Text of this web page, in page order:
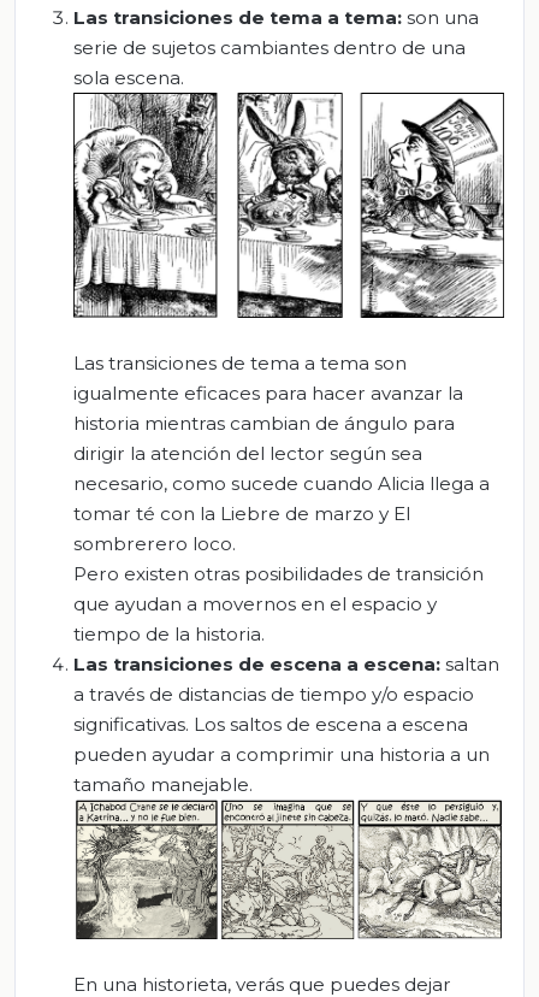
Las transiciones de tema a tema: son una
serie de sujetos cambiantes dentro de una
sola escena.
Las transiciones de tema a tema son
igualmente eficaces para hacer avanzar la
historia mientras cambian de ángulo para
dirigir la atención del lector según sea
necesario, como sucede cuando Alicia llega a
tomar té con la Liebre de marzo y El
sombrerero loco.
Pero existen otras posibilidades de transición
que ayudan a movernos en el espacio y
tiempo de la historia.
Las transiciones de escena a escena: saltan
a través de distancias de tiempo y/o espacio
significativas. Los saltos de escena a escena
pueden ayudar a comprimir una historia a un
tamaño manejable.
En una historieta, verás que puedes dejar